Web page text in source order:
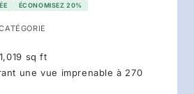
ÉCONOMISEZ 20%
sq ft
une vue imprenable à 270